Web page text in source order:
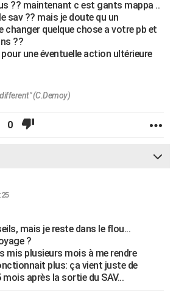
?? maintenant c est gants mappa ..
sav ?? mais je doute qu un
changer quelque chose a votre pb et
??
une éventuelle action ultérieure
(C.Demoy)
0
mais je reste dans le flou...
?
mis plusieurs mois à me rendre
plus: ça vient juste de
après la sortie du SAV...